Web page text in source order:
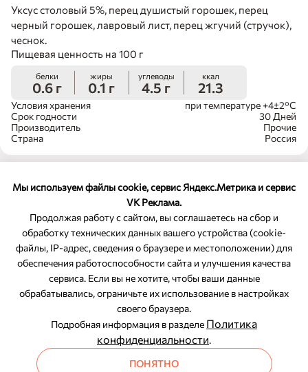
Мы используем файлы cookie, сервис Яндекс.Метрика и сервис
VK Реклама.
Продолжая работу с сайтом, вы соглашаетесь на сбор и
обработку технических данных вашего устройства (cookie-
файлы, IP-адрес, сведения о браузере и местоположении) для
обеспечения работоспособности сайта и улучшения качества
сервиса. Если вы не хотите, чтобы ваши данные
обрабатывались, ограничьте их использование в настройках
своего браузера.
Подробная информация в разделе Политика
конфиденциальности.
ПОНЯТНО
Пищевая ценность на 100 г
белки
0.6 г
жиры
0.1 г
углеводы
4.5 г
ккал
21.3
Условия хранения
при температуре +4±2°С
Срок годности
30 Дней
Производитель
Прочие
Страна
Россия
Уксус столовый 5%, перец душистый горошек, перец
черный горошек, лавровый лист, перец жгучий (стручок),
чеснок.
ОБРАТНАЯ СВЯЗЬ
8-800-350-46-10
Служба поддержки